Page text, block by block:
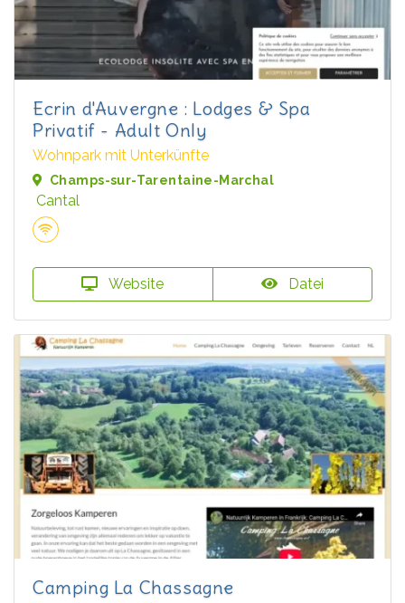
Ecrin d'Auvergne : Lodges & Spa
Privatif - Adult Only
Wohnpark mit Unterkünfte
Champs-sur-Tarentaine-Marchal
Cantal
Website Datei
Camping La Chassagne